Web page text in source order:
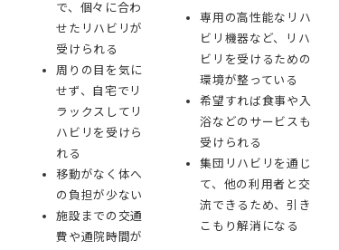
で、個々に合わ
せたリハビリが
受けられる
周りの目を気に
せず、自宅でリ
ラックスしてリ
ハビリを受けら
れる
移動がなく体へ
の負担が少ない
施設までの交通
費や通院時間が
専用の高性能なリハ
ビリ機器など、リハ
ビリを受けるための
環境が整っている
希望すれば食事や入
浴などのサービスも
受けられる
集団リハビリを通じ
て、他の利用者と交
流できるため、引き
こもり解消になる